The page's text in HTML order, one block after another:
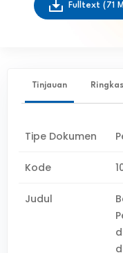
Fulltext (71
Tinjauan
Tipe Dokumen
Kode
Judul